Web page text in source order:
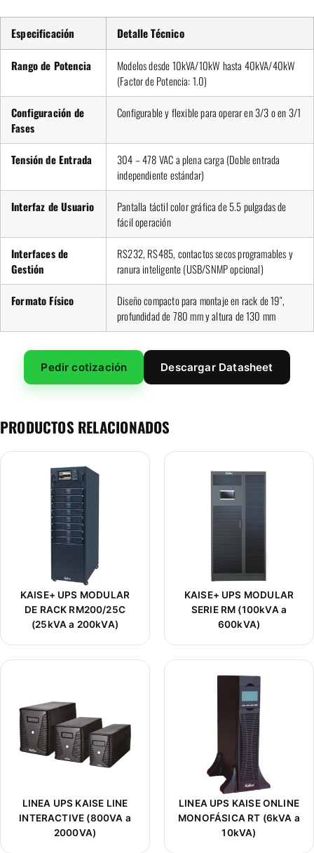
Especificación Detalle Técnico
Rango de Potencia
Modelos desde 10kVA/10kW hasta 40kVA/40kW
(Factor de Potencia: 1.0)
Configuración de
Fases
Configurable y flexible para operar en 3/3 o en 3/1
Tensión de Entrada
304 – 478 VAC a plena carga (Doble entrada
independiente estándar)
Interfaz de Usuario
Pantalla táctil color gráfica de 5.5 pulgadas de
fácil operación
Interfaces de
Gestión
RS232, RS485, contactos secos programables y
ranura inteligente (USB/SNMP opcional)
Formato Físico
Diseño compacto para montaje en rack de 19″,
profundidad de 780 mm y altura de 130 mm
Pedir cotización Descargar Datasheet
PRODUCTOS RELACIONADOS
KAISE+ UPS MODULAR
DE RACK RM200/25C
(25kVA a 200kVA)
KAISE+ UPS MODULAR
SERIE RM (100kVA a
600kVA)
LINEA UPS KAISE LINE
INTERACTIVE (800VA a
2000VA)
LINEA UPS KAISE ONLINE
MONOFÁSICA RT (6kVA a
10kVA)